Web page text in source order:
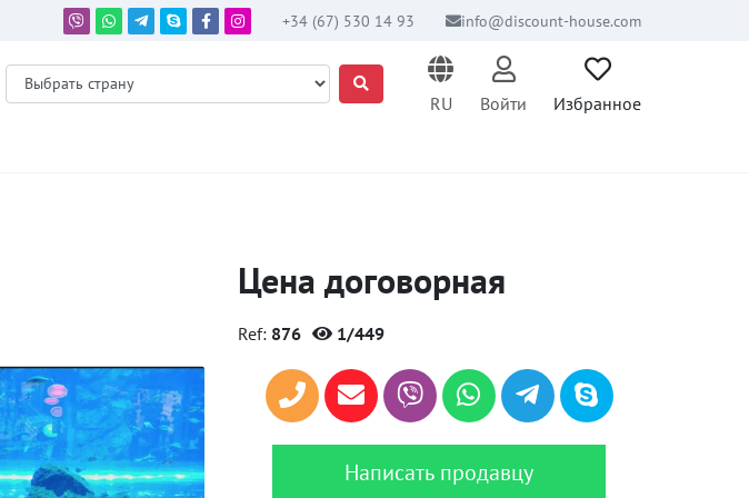
+34 (67) 530 14 93 info@discount-house.com
RU
Войти Избранное
Цена договорная
Ref: 876 1/449
Написать продавцу